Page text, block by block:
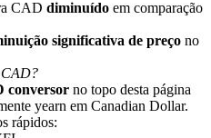
CAD diminuído em comparação
significativa de preço no
conversor no topo desta página
yearn em Canadian Dollar.
rápidos: